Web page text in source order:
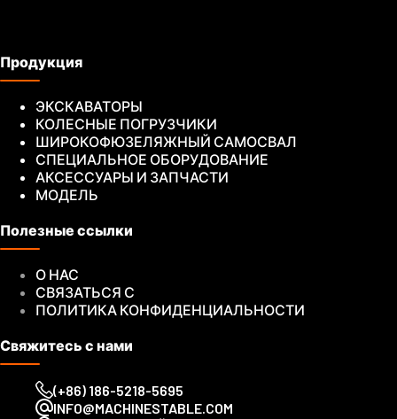
Продукция
ЭКСКАВАТОРЫ
КОЛЕСНЫЕ ПОГРУЗЧИКИ
ШИРОКОФЮЗЕЛЯЖНЫЙ САМОСВАЛ
СПЕЦИАЛЬНОЕ ОБОРУДОВАНИЕ
АКСЕССУАРЫ И ЗАПЧАСТИ
МОДЕЛЬ
Полезные ссылки
О НАС
СВЯЗАТЬСЯ С
ПОЛИТИКА КОНФИДЕНЦИАЛЬНОСТИ
Свяжитесь с нами
(+86) 186-5218-5695
INFO@MACHINESTABLE.COM